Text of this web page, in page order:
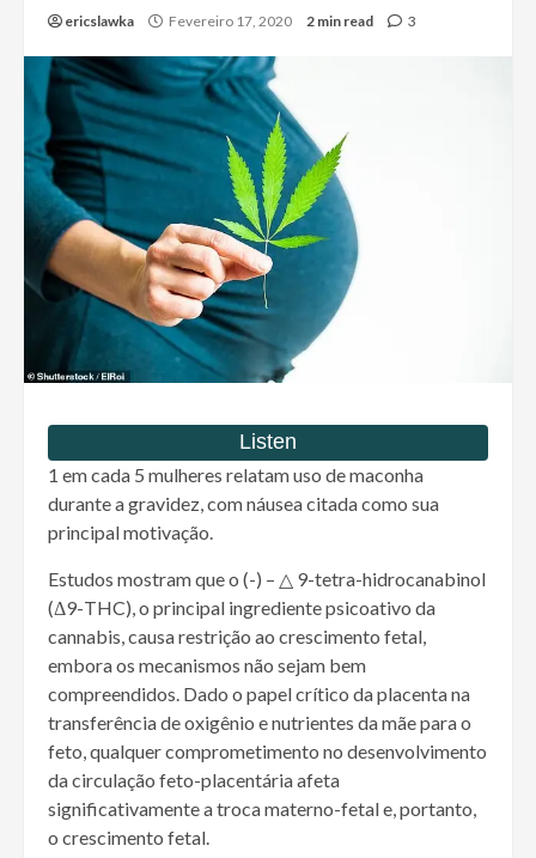
ericslawka Fevereiro 17, 2020 2 min read 3
1 em cada 5 mulheres relatam uso de maconha
durante a gravidez, com náusea citada como sua
principal motivação.
Estudos mostram que o (-) – △ 9-tetra-hidrocanabinol
(Δ9-THC), o principal ingrediente psicoativo da
cannabis, causa restrição ao crescimento fetal,
embora os mecanismos não sejam bem
compreendidos. Dado o papel crítico da placenta na
transferência de oxigênio e nutrientes da mãe para o
feto, qualquer comprometimento no desenvolvimento
da circulação feto-placentária afeta
significativamente a troca materno-fetal e, portanto,
o crescimento fetal.